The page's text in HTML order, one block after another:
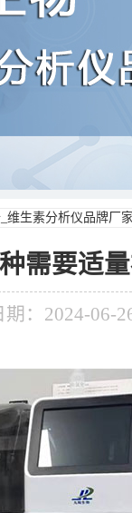
维生素分析仪品牌厂
需要适
期：2024-06-